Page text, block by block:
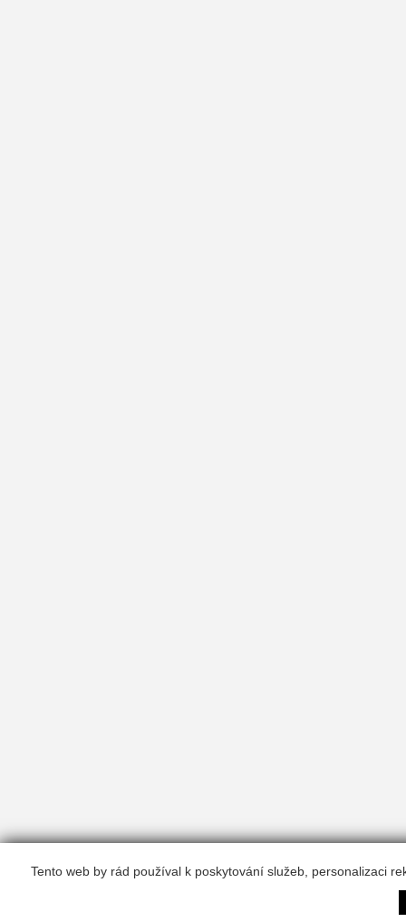
Tento web by rád používal k poskytování služeb, personalizaci